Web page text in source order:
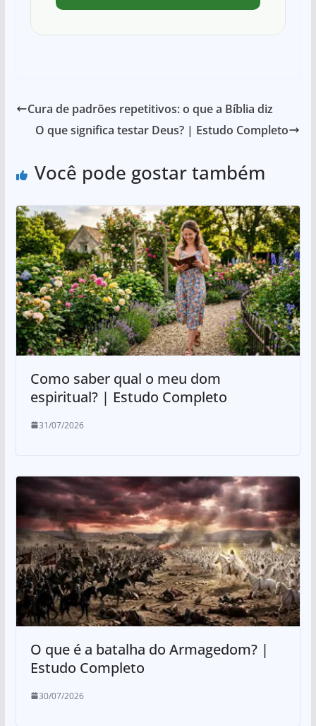
Cura de padrões repetitivos: o que a Bíblia diz
O que significa testar Deus? | Estudo Completo
Você pode gostar também
Como saber qual o meu dom
espiritual? | Estudo Completo
31/07/2026
O que é a batalha do Armagedom? |
Estudo Completo
30/07/2026